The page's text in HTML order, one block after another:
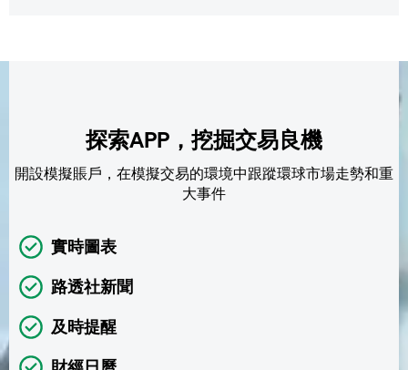
探索APP，挖掘交易良機
開設模擬賬戶，在模擬交易的環境中跟蹤環球市場走勢和重
大事件
實時圖表
路透社新聞
及時提醒
財經日曆